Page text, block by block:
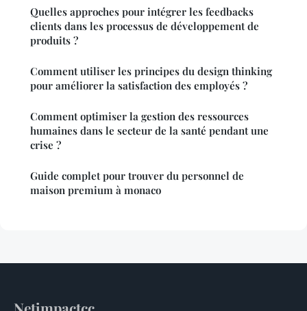
Quelles approches pour intégrer les feedbacks
clients dans les processus de développement de
produits ?
Comment utiliser les principes du design thinking
pour améliorer la satisfaction des employés ?
Comment optimiser la gestion des ressources
humaines dans le secteur de la santé pendant une
crise ?
Guide complet pour trouver du personnel de
maison premium à monaco